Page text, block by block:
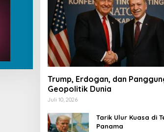
Trump, Erdogan, dan
Geopolitik Dunia
Juli 10, 2026
Tarik Ulur Kuasa di
Panama